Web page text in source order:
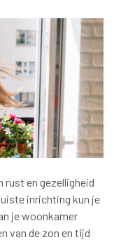
rust en gezelligheid
inrichting kun je
je woonkamer
van de zon en tijd